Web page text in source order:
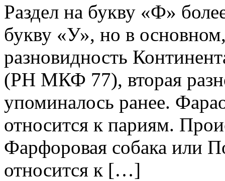
Раздел на букву «Ф»
букву «У», но в
разновидность
(РН МКФ 77), вторая
упоминалось ранее.
относится к париям.
Фарфоровая собака или
относится к […]